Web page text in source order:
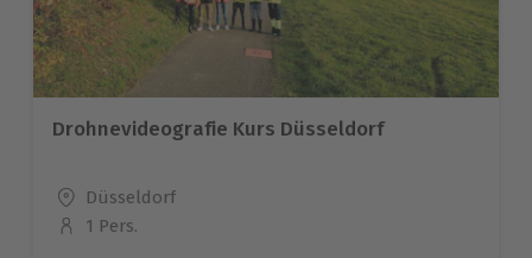
Drohnevideografie Kurs Düsseldorf
Standort
Düsseldorf
Anzahl der Teilnehmer
1 Pers.